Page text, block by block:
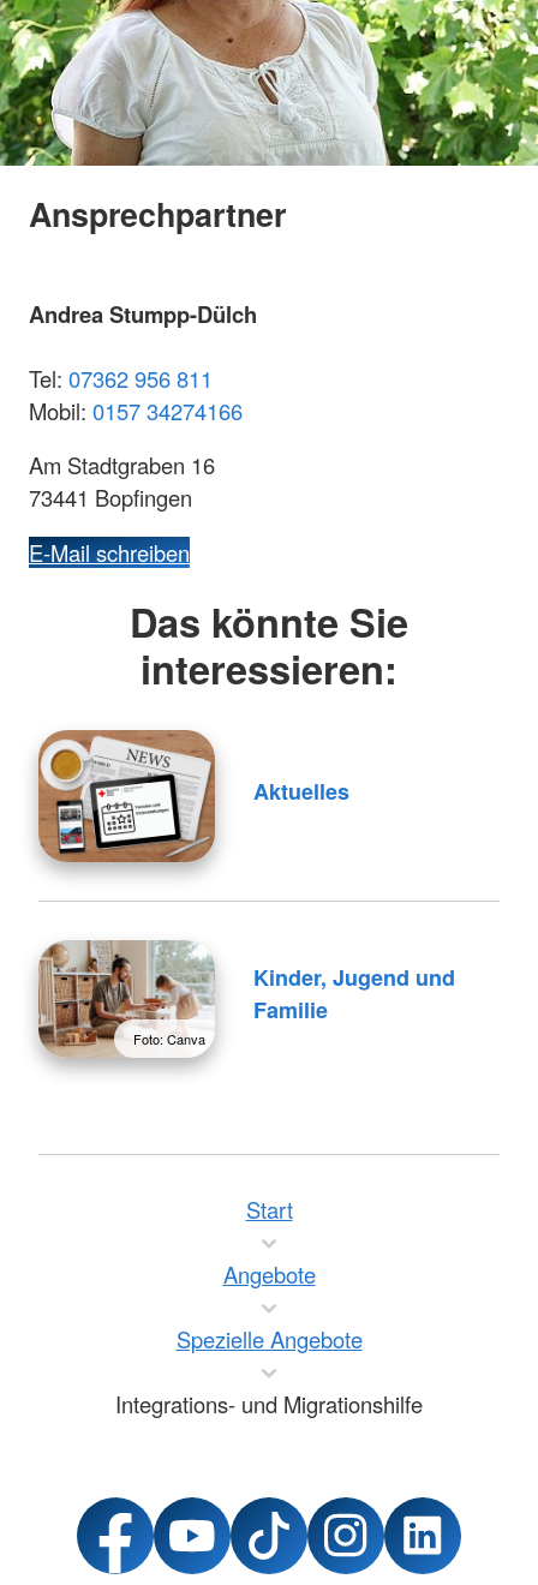
Ansprechpartner
Andrea Stumpp-Dülch
Tel: 07362 956 811
Mobil: 0157 34274166
Am Stadtgraben 16
73441 Bopfingen
E-Mail schreiben
Das könnte Sie
interessieren:
Aktuelles
Foto: Canva
Kinder, Jugend und
Familie
Start
Angebote
Spezielle Angebote
Integrations- und Migrationshilfe